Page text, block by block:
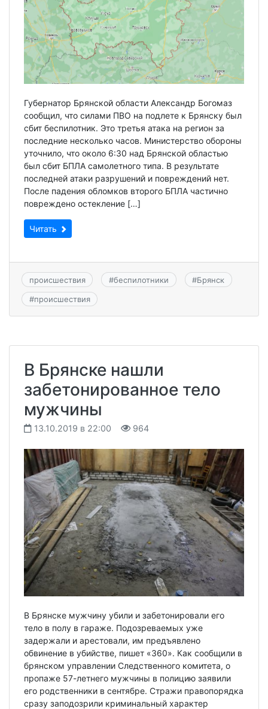
Губернатор Брянской области Александр Богомаз
сообщил, что силами ПВО на подлете к Брянску был
сбит беспилотник. Это третья атака на регион за
последние несколько часов. Министерство обороны
уточнило, что около 6:30 над Брянской областью
был сбит БПЛА самолетного типа. В результате
последней атаки разрушений и повреждений нет.
После падения обломков второго БПЛА частично
повреждено остекление […]
Читать
происшествия #беспилотники #Брянск
#происшествия
В Брянске нашли
забетонированное тело
мужчины
13.10.2019 в 22:00 964
В Брянске мужчину убили и забетонировали его
тело в полу в гараже. Подозреваемых уже
задержали и арестовали, им предъявлено
обвинение в убийстве, пишет «360». Как сообщили в
брянском управлении Следственного комитета, о
пропаже 57-летнего мужчины в полицию заявили
его родственники в сентябре. Стражи правопорядка
сразу заподозрили криминальный характер